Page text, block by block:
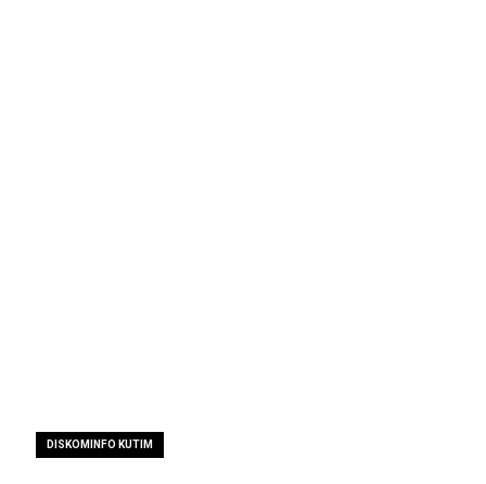
DISKOMINFO KUTIM